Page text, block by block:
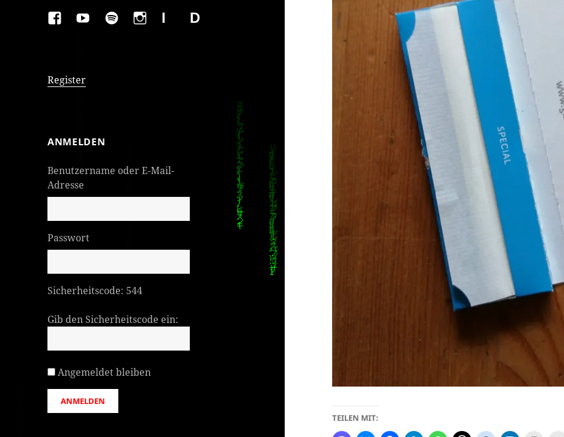
FAKEBOOK
YOUTUBESPOTIFYINSTAGRAM
IMPRESSUMDatenschutzerklärung
Register
ANMELDEN
Benutzername oder E-Mail-
Adresse
Passwort
Sicherheitscode: 544
Gib den Sicherheitscode ein:
Angemeldet bleiben
ANMELDEN
TEILEN MIT: